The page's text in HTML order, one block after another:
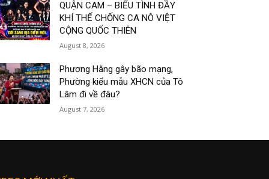
QUẬN CAM – BIỂU TÌNH ĐẦY
KHÍ THẾ CHỐNG CA NÔ VIỆT
CỘNG QUỐC THIÊN
August 8, 2026
Phương Hằng gây bão mạng,
Phường kiểu mẫu XHCN của Tô
Lâm đi về đâu?
August 7, 2026